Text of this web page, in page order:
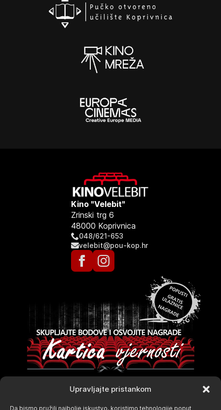
Upravljajte pristankom
Da bismo pružili najbolje iskustvo, koristimo tehnologije poput
Kino "Velebit"
Zrinski trg 6
48000 Koprivnica
048/621-653
velebit@pou-kop.hr